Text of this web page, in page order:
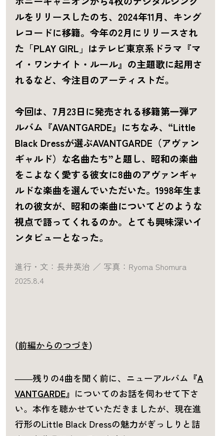
ルをリリースしたのち、2024年11月、キング
レコードに移籍。今年の2月にリリースされ
た「PLAY GIRL」はテレビ東京系ドラマ『マ
イ・ワンナイト・ルール』の主題歌に起用さ
れるなど、今注目のアーティストだ。
今回は、7月23日に発売される移籍第一弾ア
ルバム『AVANTGARDE』にちなみ、“Little
Black Dressが選ぶAVANTGARDE（アヴァン
ギャルド）な名曲たち”と題し、昭和の楽曲
をこよなく愛する彼女に8曲のアヴァンギャ
ルドな楽曲を選んでいただいた。1998年生ま
れの彼女が、昭和の楽曲についてどのような
視点で語ってくれるのか。とても興味深いイ
ンタビューとなった。
進行・文：長井英治 ／ 写真：Ryoma Shomura
2025.8.4
(前編からのつづき)
――残りの4曲を聞く前に、ニューアルバム 『A
VANTGARDE』 についてのお話を伺わせて下さ
い。本作を聴かせていただきましたが、現在進
行形のLittle Black Dressの魅力がぎっしりと詰